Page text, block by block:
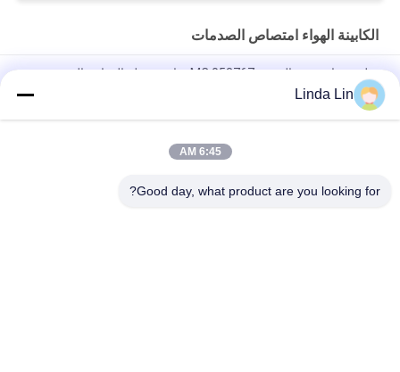
الكابينة الهواء امتصاص الصدمات
تعليق هوائي ربيع المصنع MC 053767 شاحنة ثقيلة الدوامة الصدمة
الهوائية لشركة ميتسوبيشي
2M2A Firestone Sleeve Type Air Bellow W02-M58-3019 محرك
Linda Lin
6:45 AM
Good day, what product are you looking for?